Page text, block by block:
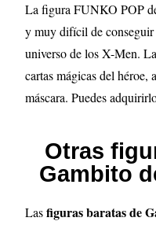
La figura FUNKO POP
y muy difícil de conseguir
universo de los X-Men.
cartas mágicas del héroe,
máscara. Puedes
Otras
Gambito
Lasfiguras baratas de